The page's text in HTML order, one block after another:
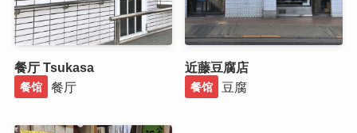
餐厅 Tsukasa
餐馆 餐厅
近藤豆腐店
餐馆 豆腐